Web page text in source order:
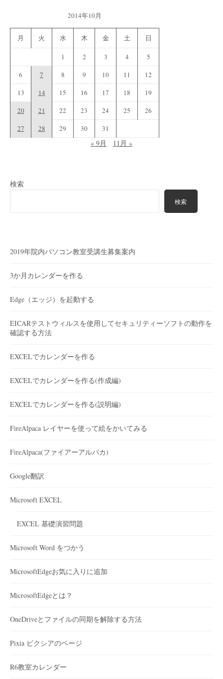
2014年10月
月 火 水 木 金 土 日
1 2 3 4
5
6
7 8 9 10 11
12
13
14 15 16 17 18
19
20
21 22 23 24 25
26
27
28 29 30 31
« 9月 11月 »
検索
検索
2019年院内パソコン教室受講生募集案内
3か月カレンダーを作る
Edge（エッジ）を起動する
EICARテストウィルスを使用してセキュリティーソフトの動作を
確認する方法
EXCELでカレンダーを作る
EXCELでカレンダーを作る(作成編)
EXCELでカレンダーを作る(説明編)
FireAlpaca レイヤーを使って絵をかいてみる
FireAlpaca(ファイアーアルパカ)
Google翻訳
Microsoft EXCEL
EXCEL 基礎演習問題
Microsoft Word をつかう
MicrosoftEdgeお気に入りに追加
MicrosoftEdgeとは？
OneDriveとファイルの同期を解除する方法
Pixia ピクシアのページ
R6教室カレンダー